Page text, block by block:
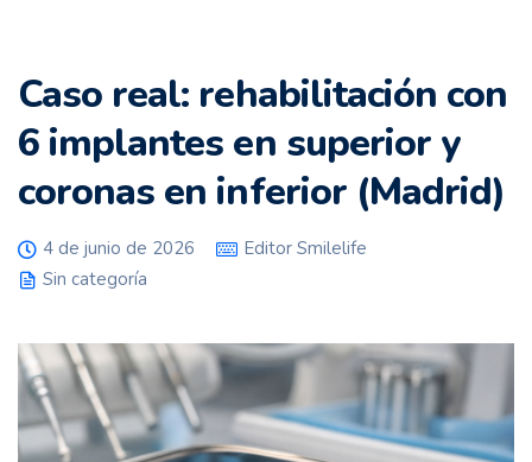
Caso real: rehabilitación con
6 implantes en superior y
coronas en inferior (Madrid)
4 de junio de 2026
Editor Smilelife
Sin categoría